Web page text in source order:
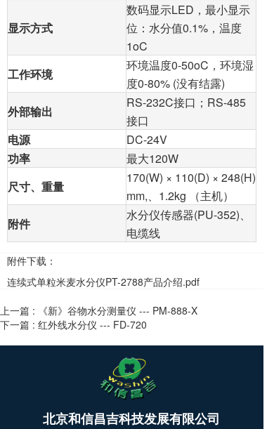
显示方式
数码显示LED，最小显示
位：水分值0.1%，温度
1oC
工作环境
环境温度0-50oC，环境湿
度0-80% (没有结露)
外部输出
RS-232C接口；RS-485
接口
电源
DC-24V
功率
最大120W
尺寸、重量
170(W) × 110(D) × 248(H)
mm,、1.2kg （主机）
附件
水分仪传感器(PU-352)、
电缆线
附件下载：
连续式单粒米麦水分仪PT-2788产品介绍.pdf
上一篇 :
《新》谷物水分测量仪 --- PM-888-X
下一篇 : 红外线水分仪 --- FD-720
北京和信昌吉科技发展有限公司